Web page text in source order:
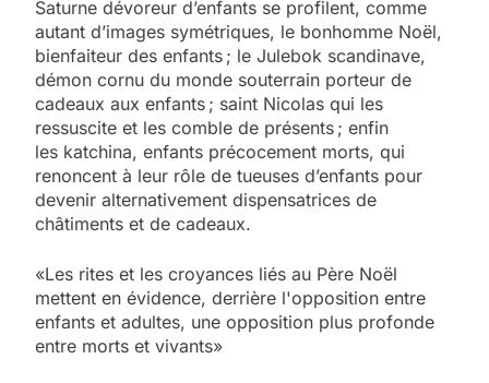
Saturne dévoreur d’enfants se profilent, comme
autant d’images symétriques, le bonhomme Noël,
bienfaiteur des enfants ; le Julebok scandinave,
démon cornu du monde souterrain porteur de
cadeaux aux enfants ; saint Nicolas qui les
ressuscite et les comble de présents ; enfin
les katchina, enfants précocement morts, qui
renoncent à leur rôle de tueuses d’enfants pour
devenir alternativement dispensatrices de
châtiments et de cadeaux.
«Les rites et les croyances liés au Père Noël
mettent en évidence, derrière l'opposition entre
enfants et adultes, une opposition plus profonde
entre morts et vivants»